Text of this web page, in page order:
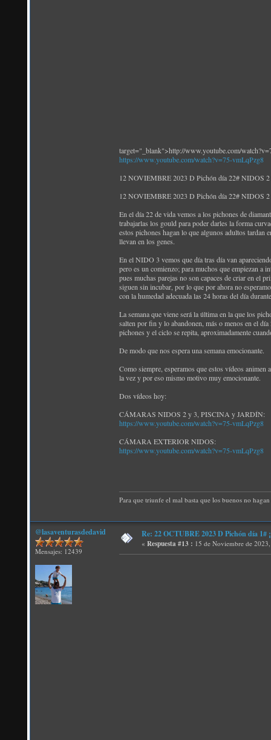
target="_blank">http://www.youtube.com/
https://www.youtube.com/watch?v=75-vmLqPzg8
12 NOVIEMBRE 2023 D Pichón día 22# NIDOS 2
12 NOVIEMBRE 2023 D Pichón día 22# NIDOS 2
En el día 22 de vida vemos a los pichones de
trabajarlas los gould para poder darles la forma
estos pichones hagan lo que algunos adultos tardan
llevan en los genes.
En el NIDO 3 vemos que día tras día van
pero es un comienzo; para muchos que empiezan a
pues muchas parejas no son capaces de criar en el
siguen sin incubar, por lo que por ahora no
con la humedad adecuada las 24 horas del día
La semana que viene será la última en la que los
salten por fin y lo abandonen, más o menos en el
pichones y el ciclo se repita, aproximadamente
De modo que nos espera una semana emocionante.
Como siempre, esperamos que estos vídeos
la vez y por eso mismo motivo muy emocionante.
Dos vídeos hoy:
CÁMARAS NIDOS 2 y 3, PISCINA y JARDÍN:
https://www.youtube.com/watch?v=75-vmLqPzg8
CÁMARA EXTERIOR NIDOS:
https://www.youtube.com/watch?v=75-vmLqPzg8
Para que triunfe el mal basta que los buenos no
@lasaventurasdedavid
Mensajes: 12439
Re: 22 OCTUBRE 2023 D Pichón día
« Respuesta #13 : 15 de Noviembre de